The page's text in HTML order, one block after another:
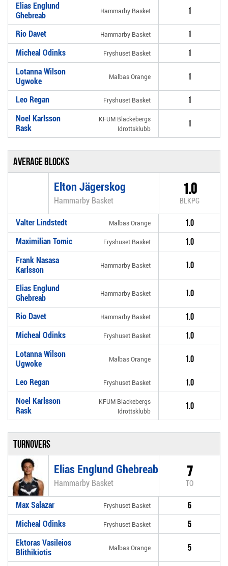
Elias Englund
Ghebreab
Hammarby Basket 1
Rio Davet Hammarby Basket 1
Micheal Odinks Fryshuset Basket 1
Lotanna Wilson
Ugwoke
Malbas Orange 1
Leo Regan Fryshuset Basket 1
Noel Karlsson
Rask
KFUM Blackebergs
Idrottsklubb
1
Average blocks
Elton Jägerskog
Hammarby Basket
1.0
BLKPG
Valter Lindstedt Malbas Orange 1.0
Maximilian Tomic Fryshuset Basket 1.0
Frank Nasasa
Karlsson
Hammarby Basket 1.0
Elias Englund
Ghebreab
Hammarby Basket 1.0
Rio Davet Hammarby Basket 1.0
Micheal Odinks Fryshuset Basket 1.0
Lotanna Wilson
Ugwoke
Malbas Orange 1.0
Leo Regan Fryshuset Basket 1.0
Noel Karlsson
Rask
KFUM Blackebergs
Idrottsklubb
1.0
Turnovers
Elias Englund Ghebreab
Hammarby Basket
7
TO
Max Salazar Fryshuset Basket 6
Micheal Odinks Fryshuset Basket 5
Ektoras Vasileios
Blithikiotis
Malbas Orange 5